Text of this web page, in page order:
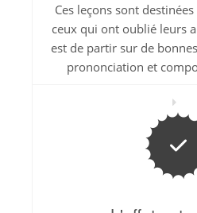
Ces leçons sont
ceux qui ont oublié leurs
est de partir sur de
prononciation et